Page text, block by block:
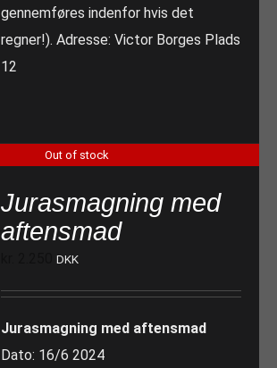
gennemføres indenfor hvis det
regner!). Adresse: Victor Borges Plads
12
Out of stock
Jurasmagning med
aftensmad
DKK
Jurasmagning med aftensmad
Dato: 16/6 2024